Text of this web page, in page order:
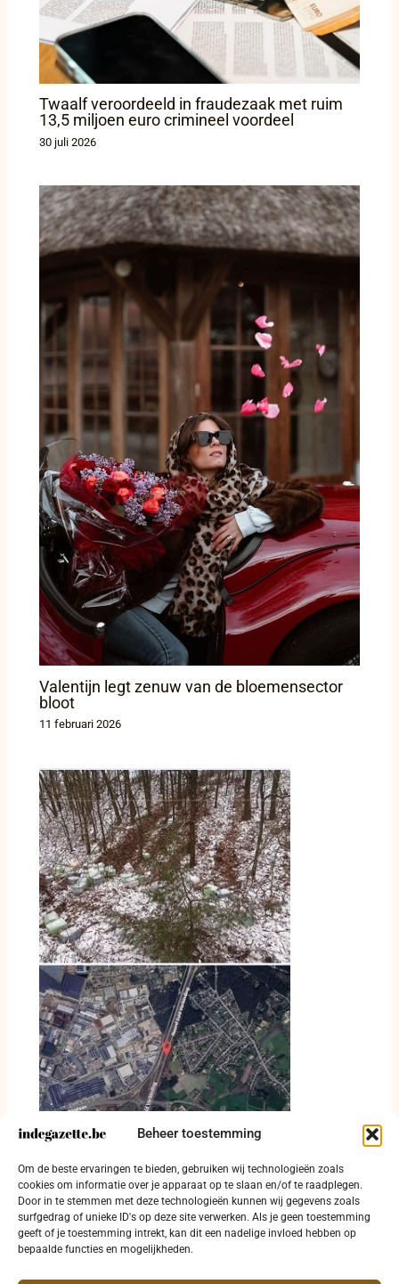
Beheer toestemming
Om de beste ervaringen te bieden, gebruiken wij technologieën zoals
cookies om informatie over je apparaat op te slaan en/of te raadplegen.
Door in te stemmen met deze technologieën kunnen wij gegevens zoals
surfgedrag of unieke ID's op deze site verwerken. Als je geen toestemming
geeft of je toestemming intrekt, kan dit een nadelige invloed hebben op
bepaalde functies en mogelijkheden.
Twaalf veroordeeld in fraudezaak met ruim
13,5 miljoen euro crimineel voordeel
30 juli 2026
Valentijn legt zenuw van de bloemensector
bloot
11 februari 2026
Getuigen gezocht na dumping drugsafval in
Pelt
19 januari 2026